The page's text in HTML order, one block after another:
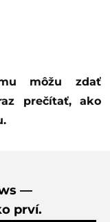
môžu zdať
prečítať, ako
—
prví.